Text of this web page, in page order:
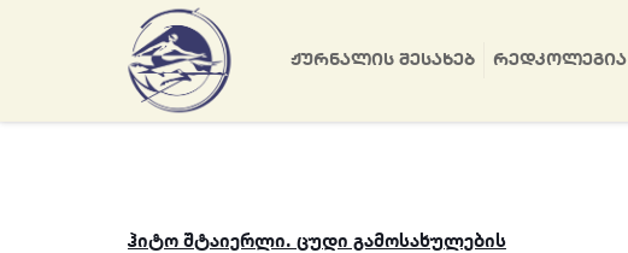
ᲟᲣᲠᲜᲐᲚᲘᲡ ᲨᲔᲡᲐᲮᲔᲑ ᲠᲔᲓᲙᲝᲚᲔᲒᲘᲐ
ჰიტო შტაიერლი. ცუდი გამოსახულების